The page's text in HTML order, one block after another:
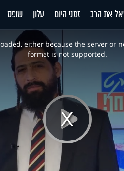
את הרב זמני היום עלון שופס
either because the server or
format is not supported.